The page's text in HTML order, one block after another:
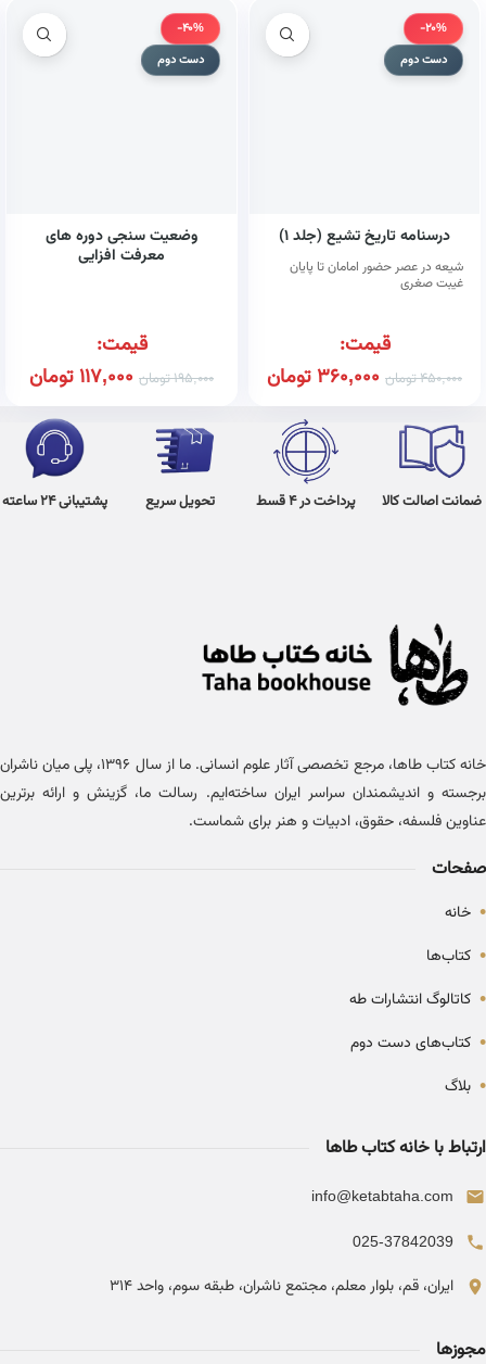
-20%
دست دوم
درسنامه تاریخ تشیع (جلد ۱)
شیعه در عصر حضور امامان تا پایان
غیبت صغری
قیمت:
450,000تومان 360,000تومان
-40%
دست دوم
وضعیت سنجی دوره های
معرفت افزایی
قیمت:
195,000تومان 117,000تومان
ضمانت اصالت کالا پرداخت در 4 قسط تحویل سریع پشتیبانی 24 ساعته
خانه کتاب طاها، مرجع تخصصی آثار علوم انسانی. ما از سال ۱۳۹۶، پلی میان ناشران
برجسته و اندیشمندان سراسر ایران ساخته‌ایم. رسالت ما، گزینش و ارائه برترین
عناوین فلسفه، حقوق، ادبیات و هنر برای شماست.
صفحات
• خانه
• کتاب‌ها
• کاتالوگ انتشارات طه
• کتاب‌های دست دوم
• بلاگ
ارتباط با خانه کتاب طاها
info@ketabtaha.com
025-37842039
ایران، قم، بلوار معلم، مجتمع ناشران، طبقه سوم، واحد ۳۱۴
مجوزها